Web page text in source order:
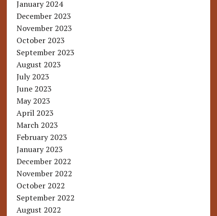
January 2024
December 2023
November 2023
October 2023
September 2023
August 2023
July 2023
June 2023
May 2023
April 2023
March 2023
February 2023
January 2023
December 2022
November 2022
October 2022
September 2022
August 2022